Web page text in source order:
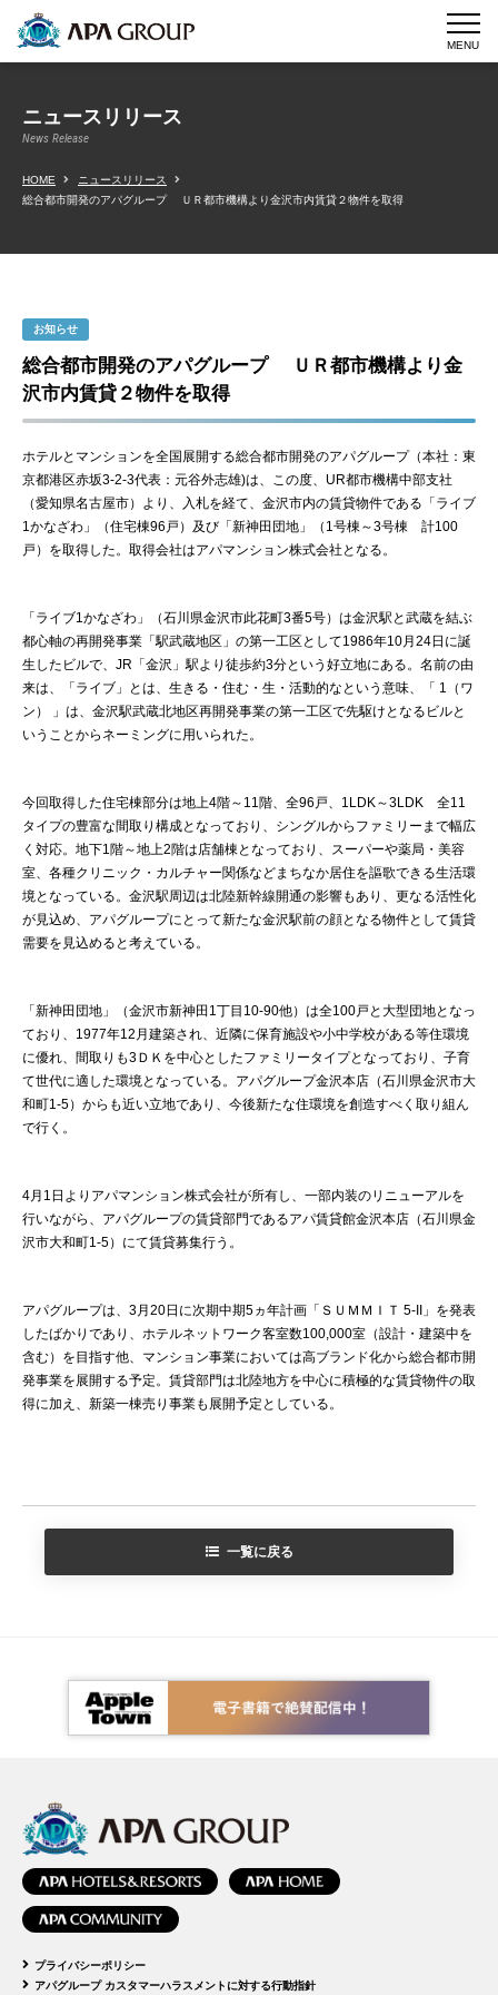
MENU
ニュースリリース
News Release
HOME
ニュースリリース
総合都市開発のアパグループ ＵＲ都市機構より金沢市内賃貸２物件を取得
お知らせ
総合都市開発のアパグループ ＵＲ都市機構より金
沢市内賃貸２物件を取得
ホテルとマンションを全国展開する総合都市開発のアパグループ（本社：東
京都港区赤坂3-2-3代表：元谷外志雄)は、この度、UR都市機構中部支社
（愛知県名古屋市）より、入札を経て、金沢市内の賃貸物件である「ライブ
1かなざわ」（住宅棟96戸）及び「新神田団地」（1号棟～3号棟 計100
戸）を取得した。取得会社はアパマンション株式会社となる。
「ライブ1かなざわ」（石川県金沢市此花町3番5号）は金沢駅と武蔵を結ぶ
都心軸の再開発事業「駅武蔵地区」の第一工区として1986年10月24日に誕
生したビルで、JR「金沢」駅より徒歩約3分という好立地にある。名前の由
来は、「ライブ」とは、生きる・住む・生・活動的なという意味、「 1（ワ
ン） 」は、金沢駅武蔵北地区再開発事業の第一工区で先駆けとなるビルと
いうことからネーミングに用いられた。
今回取得した住宅棟部分は地上4階～11階、全96戸、1LDK～3LDK 全11
タイプの豊富な間取り構成となっており、シングルからファミリーまで幅広
く対応。地下1階～地上2階は店舗棟となっており、スーパーや薬局・美容
室、各種クリニック・カルチャー関係などまちなか居住を謳歌できる生活環
境となっている。金沢駅周辺は北陸新幹線開通の影響もあり、更なる活性化
が見込め、アパグループにとって新たな金沢駅前の顔となる物件として賃貸
需要を見込めると考えている。
「新神田団地」（金沢市新神田1丁目10-90他）は全100戸と大型団地となっ
ており、1977年12月建築され、近隣に保育施設や小中学校がある等住環境
に優れ、間取りも3ＤＫを中心としたファミリータイプとなっており、子育
て世代に適した環境となっている。アパグループ金沢本店（石川県金沢市大
和町1-5）からも近い立地であり、今後新たな住環境を創造すべく取り組ん
で行く。
4月1日よりアパマンション株式会社が所有し、一部内装のリニューアルを
行いながら、アパグループの賃貸部門であるアパ賃貸館金沢本店（石川県金
沢市大和町1-5）にて賃貸募集行う。
アパグループは、3月20日に次期中期5ヵ年計画「ＳＵＭＭＩＴ 5-II」を発表
したばかりであり、ホテルネットワーク客室数100,000室（設計・建築中を
含む）を目指す他、マンション事業においては高ブランド化から総合都市開
発事業を展開する予定。賃貸部門は北陸地方を中心に積極的な賃貸物件の取
得に加え、新築一棟売り事業も展開予定としている。
一覧に戻る
プライバシーポリシー
アパグループ カスタマーハラスメントに対する行動指針